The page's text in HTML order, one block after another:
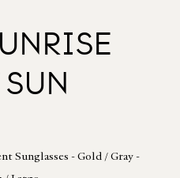
Sunglasses - Gold / Gray -